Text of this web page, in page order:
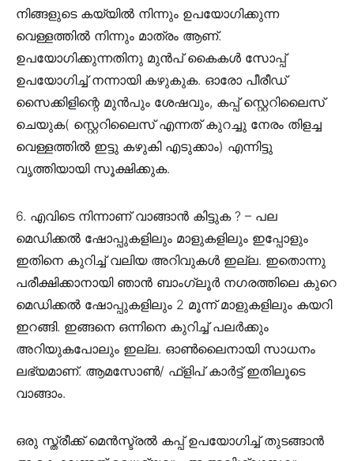
നിങ്ങളുടെ കയ്യിൽ നിന്നും ഉപയോഗിക്കുന്ന
വെള്ളത്തിൽ നിന്നും മാത്രം ആണ്.
ഉപയോഗിക്കുന്നതിനു മുൻപ് കൈകൾ സോപ്പ്
ഉപയോഗിച്ച് നന്നായി കഴുകുക. ഓരോ പീരീഡ്
സൈക്കിളിന്റെ മുൻപും ശേഷവും, കപ്പ് സ്റ്റെറിലൈസ്
ചെയുക( സ്റ്റെറിലൈസ് എന്നത്‌ കുറച്ചു നേരം തിളച്ച
വെള്ളത്തിൽ ഇട്ടു കഴുകി എടുക്കാം) എന്നിട്ടു
വൃത്തിയായി സൂക്ഷിക്കുക.
6. എവിടെ നിന്നാണ് വാങ്ങാൻ കിട്ടുക ? – പല
മെഡിക്കൽ ഷോപ്പുകളിലും മാളുകളിലും ഇപ്പോളും
ഇതിനെ കുറിച്ച് വലിയ അറിവുകൾ ഇല്ല. ഇതൊന്നു
പരീക്ഷിക്കാനായി ഞാൻ ബാംഗ്ലൂർ നഗരത്തിലെ കുറെ
മെഡിക്കൽ ഷോപ്പുകളിലും 2 മൂന്ന് മാളുകളിലും കയറി
ഇറങ്ങി. ഇങ്ങനെ ഒന്നിനെ കുറിച്ച് പലർക്കും
അറിയുകപോലും ഇല്ല. ഓൺലൈനായി സാധനം
ലഭ്യമാണ്. ആമസോൺ/ ഫ്ളിപ് കാർട്ട് ഇതിലൂടെ
വാങ്ങാം.
ഒരു സ്ത്രീക്ക് മെൻസ്ട്രൽ കപ്പ് ഉപയോഗിച്ച് തുടങ്ങാൻ